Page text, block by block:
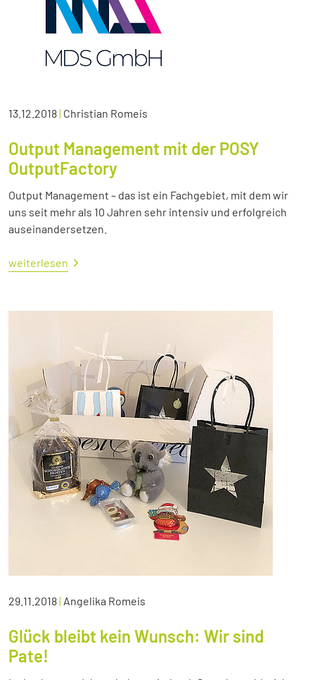
13.12.2018| Christian Romeis
Output Management mit der POSY
OutputFactory
Output Management – das ist ein Fachgebiet, mit dem wir
uns seit mehr als 10 Jahren sehr intensiv und erfolgreich
auseinandersetzen.
weiterlesen
29.11.2018| Angelika Romeis
Glück bleibt kein Wunsch: Wir sind
Pate!